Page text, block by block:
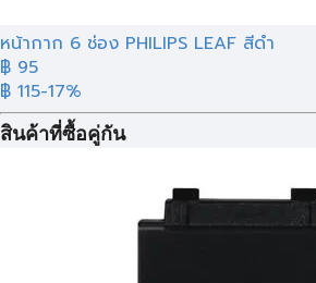
หน้ากาก 6 ช่อง PHILIPS LEAF สีดำ
฿ 95
฿ 115-17%
สินค้าที่ซื้อคู่กัน